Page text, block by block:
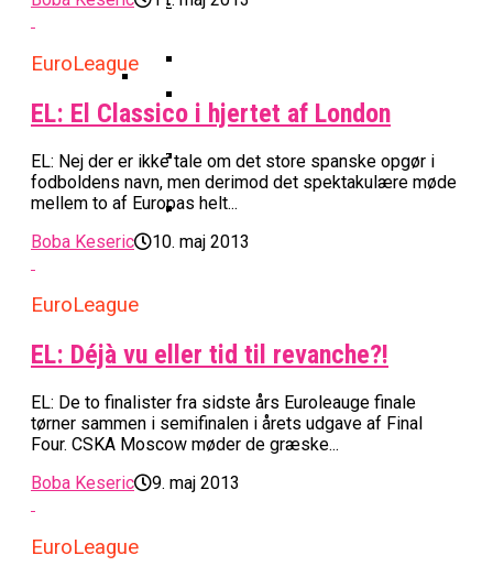
Imponerede Stort I Debut I Youth
Misser Champions League-
Gruppespil
Basketball Champions League
Danske Tobias Jensen Fik
Spilletid I Testkamp Mod
Portland Trail Blazers
Danske Tobias Jensen Skal Møde
Vanvittigt Overtidsdrama Mod
Kalender
Medie: Lebron James Vil Stå I
Spidsen For USA Ved OL 2024
Medlemstal I Dansk Basket Boomer:
Fremgang For 12. År I Træk
EuroLeague
EL: El Classico i hjertet af London
EL: Nej der er ikke tale om det store spanske opgør i
fodboldens navn, men derimod det spektakulære møde
mellem to af Europas helt...
Boba Keseric
10. maj 2013
EuroLeague
EL: Déjà vu eller tid til revanche?!
EL: De to finalister fra sidste års Euroleauge finale
tørner sammen i semifinalen i årets udgave af Final
Four. CSKA Moscow møder de græske...
Boba Keseric
9. maj 2013
EuroLeague